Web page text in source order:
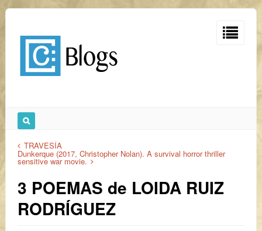
TRAVESÍA
Dunkerque (2017, Christopher Nolan). A survival horror thriller
sensitive war movie.
3 POEMAS de LOIDA RUIZ
RODRÍGUEZ